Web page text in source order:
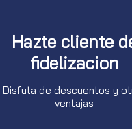
Hazte cliente
fidelizacion
Disfuta de descuentos y
ventajas